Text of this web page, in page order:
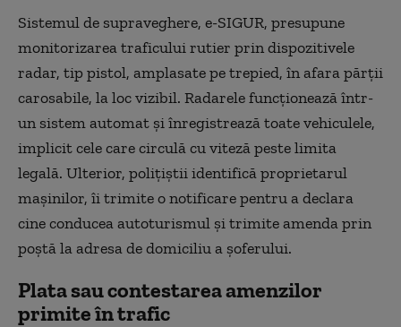
Sistemul de supraveghere, e-SIGUR, presupune
monitorizarea traficului rutier prin dispozitivele
radar, tip pistol, amplasate pe trepied, în afara părții
carosabile, la loc vizibil. Radarele funcționează într-
un sistem automat și înregistrează toate vehiculele,
implicit cele care circulă cu viteză peste limita
legală. Ulterior, polițiștii identifică proprietarul
mașinilor, îi trimite o notificare pentru a declara
cine conducea autoturismul și trimite amenda prin
poștă la adresa de domiciliu a șoferului.
Plata sau contestarea amenzilor
primite în trafic